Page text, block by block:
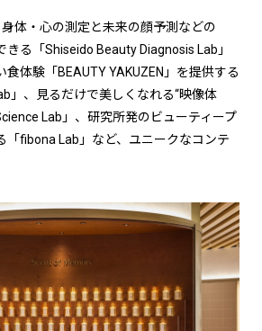
体・心の測定と未来の顔予測などの
きる「Shiseido Beauty Diagnosis Lab」
食体験「BEAUTY YAKUZEN」を提供する
」、見るだけで美しくなれる“映像体
Lab」、研究所発のビューティープ
「fibona Lab」など、ユニークなコンテ